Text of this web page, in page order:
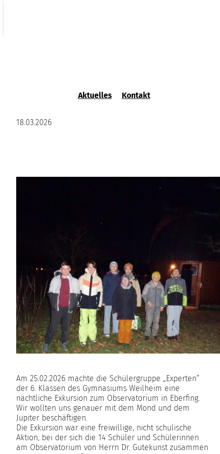
Aktuelles Kontakt
Schüler „auf dem Weg“ ins All
18.03.2026
Am 25.02.2026 machte die Schülergruppe „Experten“
der 6. Klassen des Gymnasiums Weilheim eine
nächtliche Exkursion zum Observatorium in Eberfing.
Wir wollten uns genauer mit dem Mond und dem
Jupiter beschäftigen.
Die Exkursion war eine freiwillige, nicht schulische
Aktion, bei der sich die 14 Schüler und Schülerinnen
am Observatorium von Herrn Dr. Gutekunst zusammen